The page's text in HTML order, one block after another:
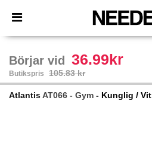
× Needen-app
Bättre priser i appen!
Börjar vid 36.99kr
Butikspris 105.83 kr
AtlantisAT066 - Gym - Kunglig / Vit